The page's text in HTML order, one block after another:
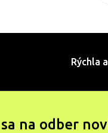
Rýchla
na odber